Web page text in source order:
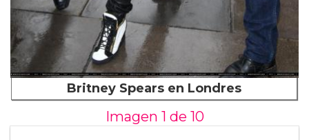
Britney Spears en Londres
Imagen 1 de 10